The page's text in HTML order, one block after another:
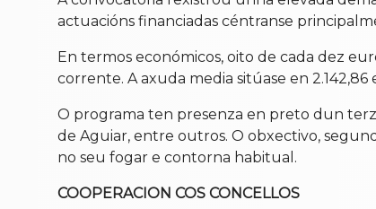
actuacións financiadas céntranse
En termos económicos, oito de cada dez
corrente. A axuda media sitúase en
O programa ten presenza en preto dun
de Aguiar, entre outros. O obxectivo,
no seu fogar e contorna habitual.
COOPERACION COS CONCELLOS